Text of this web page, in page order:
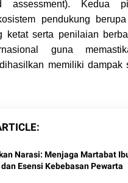
assessment). Kedua
pendukung
ketat serta penilaian
guna
memiliki dampak
Narasi: Menjaga Martabat
Esensi Kebebasan Pewarta